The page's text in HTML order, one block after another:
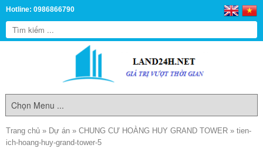
Hotline: 0986866790
Trang chủ » Dự án » CHUNG CƯ HOÀNG HUY GRAND TOWER » tien-
ich-hoang-huy-grand-tower-5